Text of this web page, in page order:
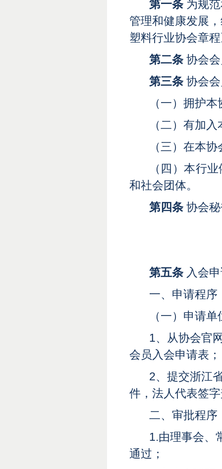
第一条 为规
管理和健康发展
塑料行业协会章
第二条 协会
第三条 协会
（一）拥护
（二）有加
（三）在本
（四）本行
和社会团体。
第四条 协会
第五条 入会
一、申请程序
（一）申请
1、从协会官
会员入会申请表；
2、提交浙江
件，法人代表签
二、审批程序
1.由理事会、
通过；